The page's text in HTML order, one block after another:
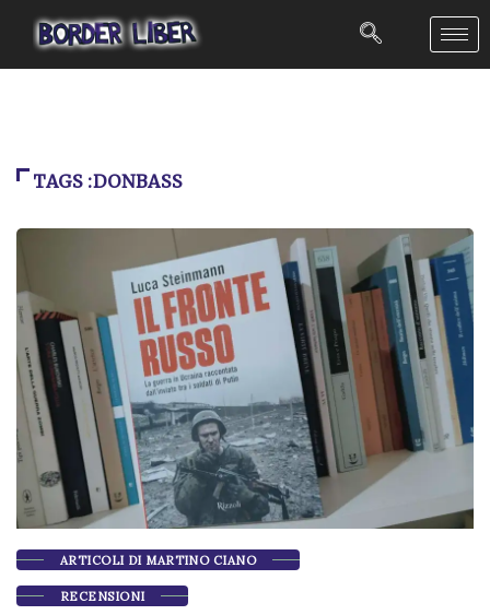
TAGS :DONBASS
ARTICOLI DI MARTINO CIANO
RECENSIONI